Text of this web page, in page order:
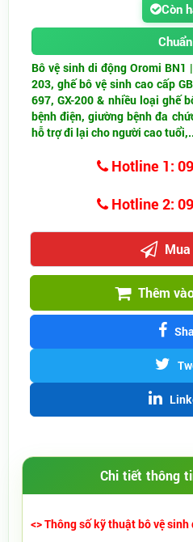
Còn
Bô vệ sinh di động Oromi BN1
203, ghế bô vệ sinh cao cấp
697, GX-200 & nhiều loại ghế
bệnh điện, giường bệnh đa
hỗ trợ đi lại cho người cao tuổi,..
Hotline 1:
Hotline 2:
Thêm
Chi tiết thông
<> Thông số kỹ thuật bô vệ